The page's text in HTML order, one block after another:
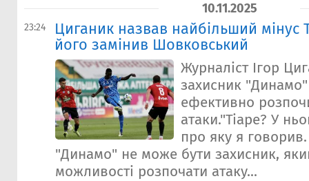
10.11.2025
23:24
Циганик назвав найбільший мінус
його замінив Шовковський
Журналіст Ігор
захисник "Динамо"
ефективно
атаки."Тіаре? У
про яку я
"Динамо" не може бути захисник,
можливості розпочати атаку...